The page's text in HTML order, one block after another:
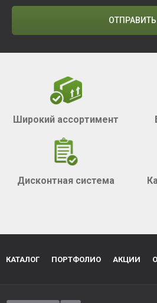
ОТПРАВИТЬ
Широкий ассортимент
Дисконтная система
КАТАЛОГ ПОРТФОЛИО АКЦИИ